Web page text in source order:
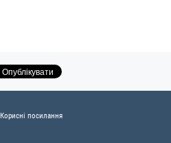
Корисні посилання